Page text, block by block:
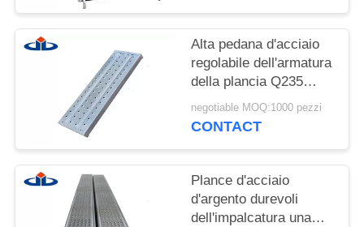
Alta pedana d'acciaio
regolabile dell'armatura
della plancia Q235
dell'impalcatura di
Strengh
negotiable MOQ:1000 pezzi
CONTACT
Plance d'acciaio
d'argento durevoli
dell'impalcatura una